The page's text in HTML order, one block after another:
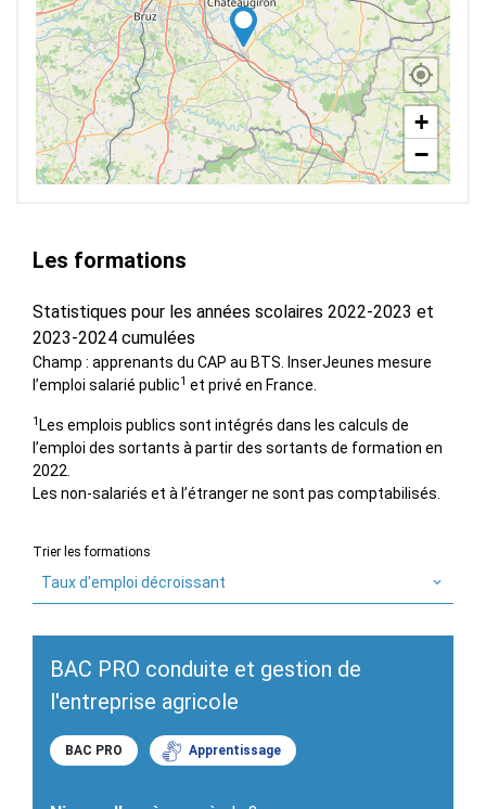
+
−
Les formations
Statistiques pour les années scolaires 2022-2023 et
2023-2024 cumulées
Champ : apprenants du CAP au BTS. InserJeunes mesure
l’emploi salarié public1 et privé en France.
1 Les emplois publics sont intégrés dans les calculs de
l’emploi des sortants à partir des sortants de formation en
2022.
Les non-salariés et à l’étranger ne sont pas comptabilisés.
Trier les formations
Taux d'emploi décroissant
BAC PRO conduite et gestion de
l'entreprise agricole
BAC PRO Apprentissage